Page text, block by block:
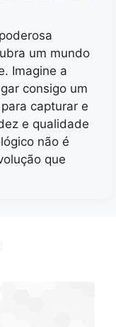
um mundo
Imagine a
consigo um
capturar e
e qualidade
não é
que